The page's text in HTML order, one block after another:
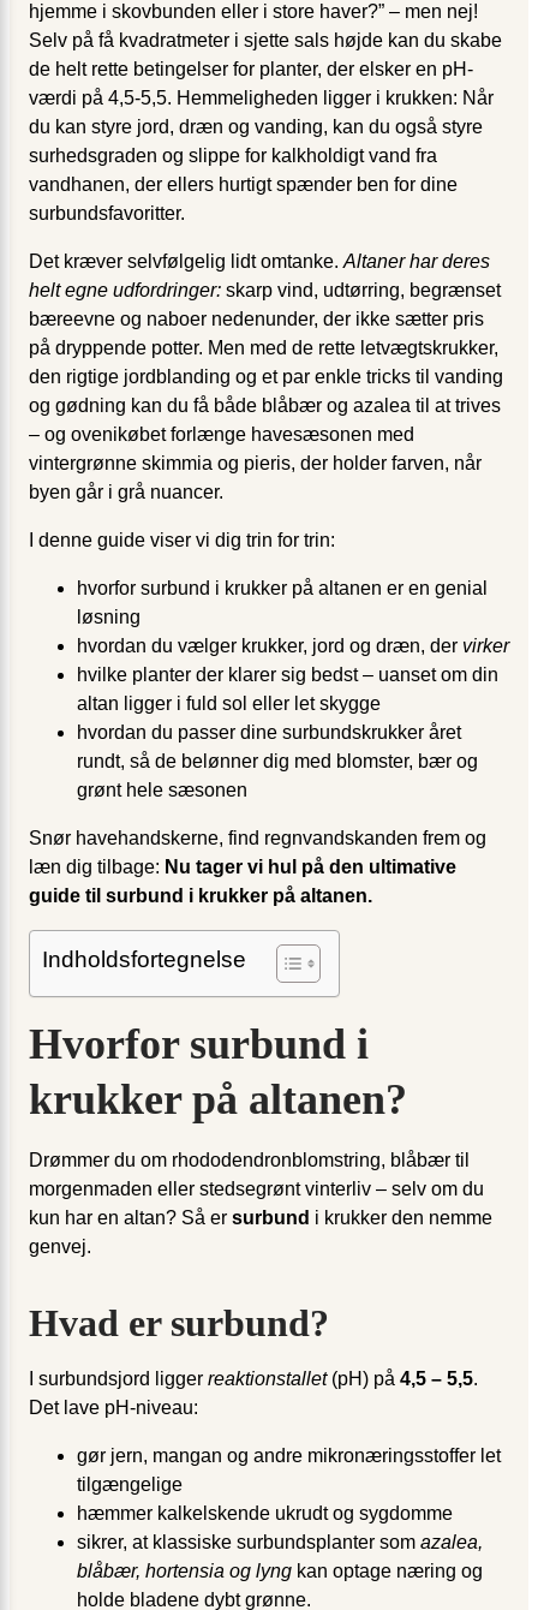
hjemme i skovbunden eller i store haver?” – men nej!
Selv på få kvadratmeter i sjette sals højde kan du skabe
de helt rette betingelser for planter, der elsker en pH-
værdi på 4,5-5,5. Hemmeligheden ligger i krukken: Når
du kan styre jord, dræn og vanding, kan du også styre
surhedsgraden og slippe for kalkholdigt vand fra
vandhanen, der ellers hurtigt spænder ben for dine
surbundsfavoritter.
Det kræver selvfølgelig lidt omtanke. Altaner har deres
helt egne udfordringer: skarp vind, udtørring, begrænset
bæreevne og naboer nedenunder, der ikke sætter pris
på dryppende potter. Men med de rette letvægtskrukker,
den rigtige jordblanding og et par enkle tricks til vanding
og gødning kan du få både blåbær og azalea til at trives
– og ovenikøbet forlænge havesæsonen med
vintergrønne skimmia og pieris, der holder farven, når
byen går i grå nuancer.
I denne guide viser vi dig trin for trin:
hvorfor surbund i krukker på altanen er en genial
løsning
hvordan du vælger krukker, jord og dræn, der virker
hvilke planter der klarer sig bedst – uanset om din
altan ligger i fuld sol eller let skygge
hvordan du passer dine surbundskrukker året
rundt, så de belønner dig med blomster, bær og
grønt hele sæsonen
Snør havehandskerne, find regnvandskanden frem og
læn dig tilbage: Nu tager vi hul på den ultimative
guide til surbund i krukker på altanen.
Indholdsfortegnelse
Hvorfor surbund i
krukker på altanen?
Drømmer du om rhododendron­blomstring, blåbær til
morgenmaden eller stedsegrønt vinterliv – selv om du
kun har en altan? Så er surbund i krukker den nemme
genvej.
Hvad er surbund?
I surbundsjord ligger reaktionstallet(pH) på 4,5 – 5,5.
Det lave pH-niveau:
gør jern, mangan og andre mikronæringsstoffer let
tilgængelige
hæmmer kalkelskende ukrudt og sygdomme
sikrer, at klassiske surbundsplanter som azalea,
blåbær, hortensia og lyng kan optage næring og
holde bladene dybt grønne.